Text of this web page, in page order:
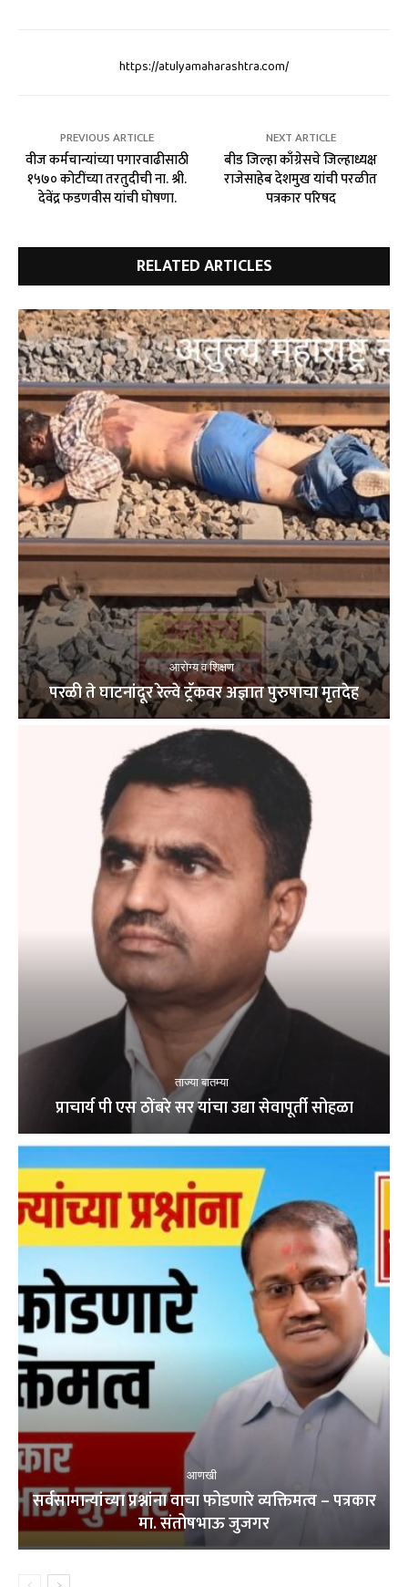
https://atulyamaharashtra.com/
PREVIOUS ARTICLE
वीज कर्मचान्यांच्या पगारवाढीसाठी
१५७० कोटींच्या तरतुदीची ना. श्री.
देवेंद्र फडणवीस यांची घोषणा.
NEXT ARTICLE
बीड जिल्हा काँग्रेसचे जिल्हाध्यक्ष
राजेसाहेब देशमुख यांची परळीत
पत्रकार परिषद
RELATED ARTICLES
आरोग्य व शिक्षण
परळी ते घाटनांदूर रेल्वे ट्रॅकवर अज्ञात पुरुषाचा मृतदेह
ताज्या बातम्या
प्राचार्य पी एस ठोंबरे सर यांचा उद्या सेवापूर्ती सोहळा
आणखी
सर्वसामान्यांच्या प्रश्नांना वाचा फोडणारे व्यक्तिमत्व – पत्रकार
मा. संतोषभाऊ जुजगर